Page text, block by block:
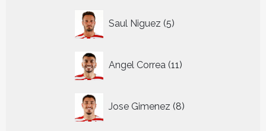
Saul Niguez 5
producten
Angel Correa 11
producten
Jose Gimenez 8
producten